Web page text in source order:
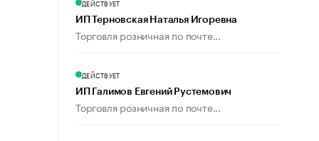
ДЕЙСТВУЕТ
ИП Терновская Наталья Игоревна
Торговля розничная по почте...
ДЕЙСТВУЕТ
ИП Галимов Евгений Рустемович
Торговля розничная по почте...